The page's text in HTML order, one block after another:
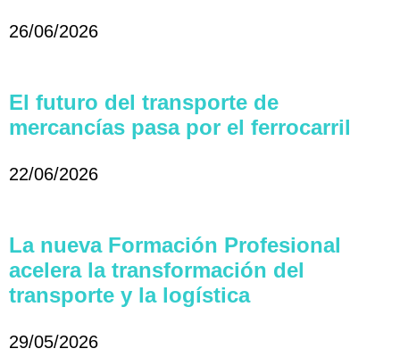
26/06/2026
El futuro del transporte de
mercancías pasa por el ferrocarril
22/06/2026
La nueva Formación Profesional
acelera la transformación del
transporte y la logística
29/05/2026